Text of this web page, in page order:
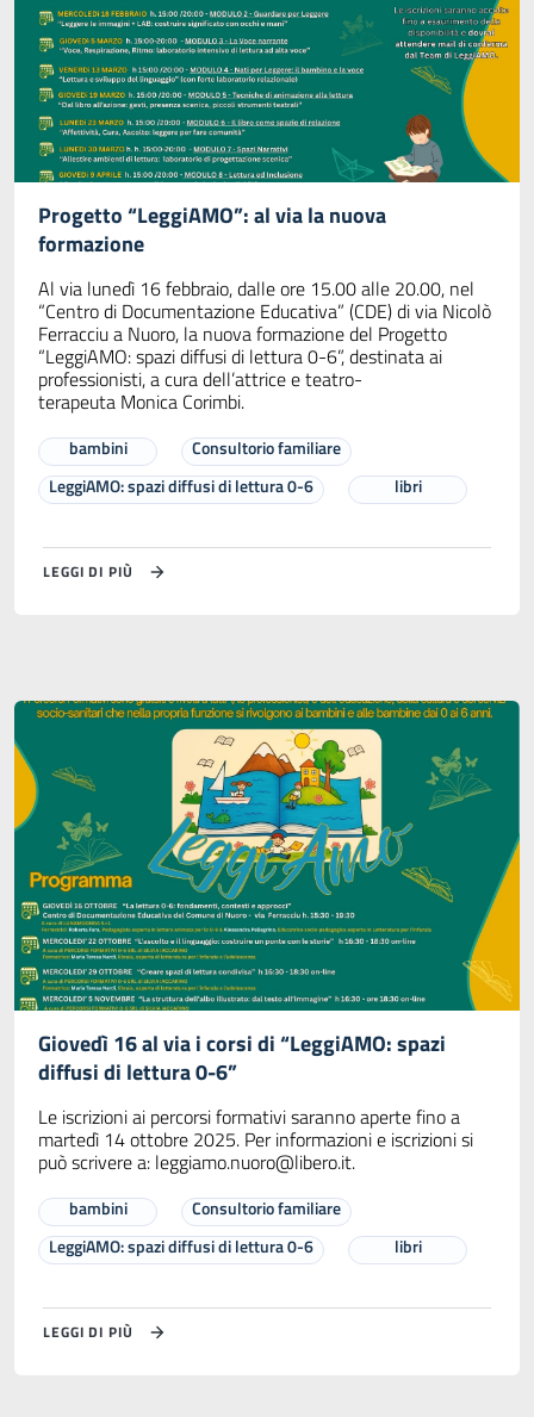
Progetto “LeggiAMO”: al via la nuova
formazione
Al via lunedì 16 febbraio, dalle ore 15.00 alle 20.00, nel
“Centro di Documentazione Educativa” (CDE) di via Nicolò
Ferracciu a Nuoro, la nuova formazione del Progetto
“LeggiAMO: spazi diffusi di lettura 0-6”, destinata ai
professionisti, a cura dell’attrice e teatro-
terapeuta Monica Corimbi.
bambini
Consultorio familiare
LeggiAMO: spazi diffusi di lettura 0-6
libri
LEGGI DI PIÙ
Giovedì 16 al via i corsi di “LeggiAMO: spazi
diffusi di lettura 0-6”
Le iscrizioni ai percorsi formativi saranno aperte fino a
martedì 14 ottobre 2025. Per informazioni e iscrizioni si
può scrivere a: leggiamo.nuoro@libero.it.
bambini
Consultorio familiare
LeggiAMO: spazi diffusi di lettura 0-6
libri
LEGGI DI PIÙ